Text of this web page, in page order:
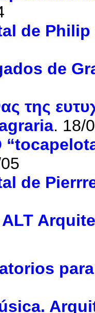
de
de
της
. 18/
“
de
.